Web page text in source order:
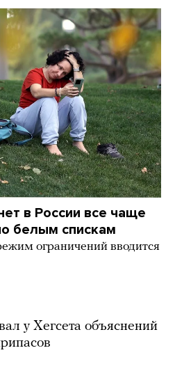
в России все чаще
белым спискам
ограничений вводится
у Хегсета объяснений